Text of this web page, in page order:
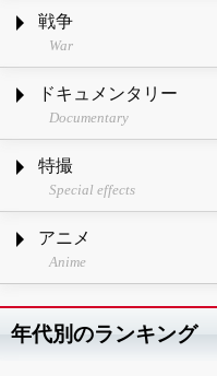
戦争
War
ドキュメンタリー
Documentary
特撮
Special effects
アニメ
Anime
年代別のランキング